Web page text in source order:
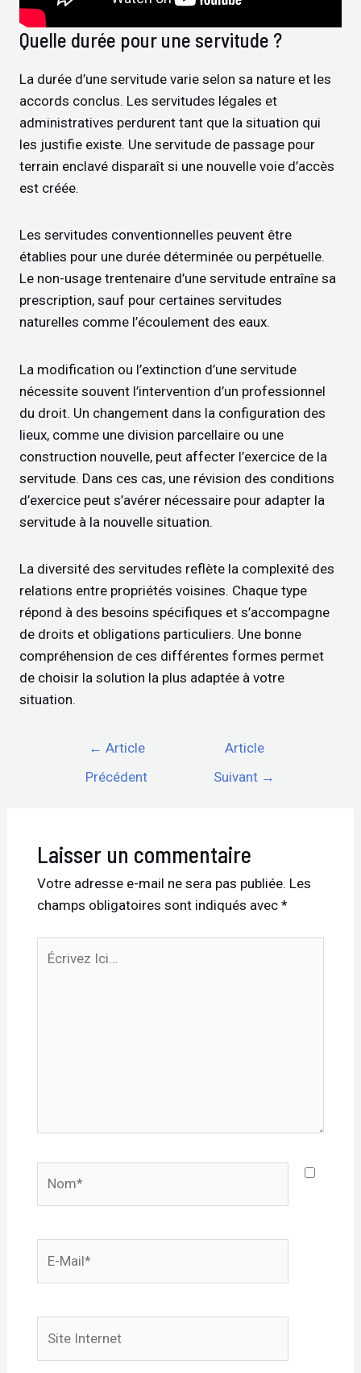
Quelle durée pour une servitude ?
La durée d’une servitude varie selon sa nature et les
accords conclus. Les servitudes légales et
administratives perdurent tant que la situation qui
les justifie existe. Une servitude de passage pour
terrain enclavé disparaît si une nouvelle voie d’accès
est créée.
Les servitudes conventionnelles peuvent être
établies pour une durée déterminée ou perpétuelle.
Le non-usage trentenaire d’une servitude entraîne sa
prescription, sauf pour certaines servitudes
naturelles comme l’écoulement des eaux.
La modification ou l’extinction d’une servitude
nécessite souvent l’intervention d’un professionnel
du droit. Un changement dans la configuration des
lieux, comme une division parcellaire ou une
construction nouvelle, peut affecter l’exercice de la
servitude. Dans ces cas, une révision des conditions
d’exercice peut s’avérer nécessaire pour adapter la
servitude à la nouvelle situation.
La diversité des servitudes reflète la complexité des
relations entre propriétés voisines. Chaque type
répond à des besoins spécifiques et s’accompagne
de droits et obligations particuliers. Une bonne
compréhension de ces différentes formes permet
de choisir la solution la plus adaptée à votre
situation.
← Article
Précédent
Article
Suivant →
Laisser un commentaire
Votre adresse e-mail ne sera pas publiée. Les
champs obligatoires sont indiqués avec *
Ici…
mail*
Internet